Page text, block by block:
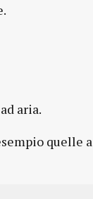
aria.
quelle a